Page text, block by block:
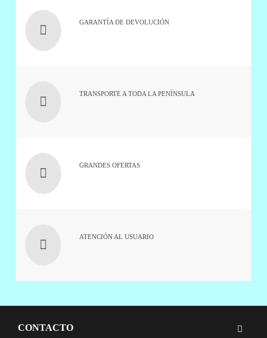
GARANTÍA DE DEVOLUCIÓN
TRANSPORTE A TODA LA PENÍNSULA
GRANDES OFERTAS
ATENCIÓN AL USUARIO
CONTACTO